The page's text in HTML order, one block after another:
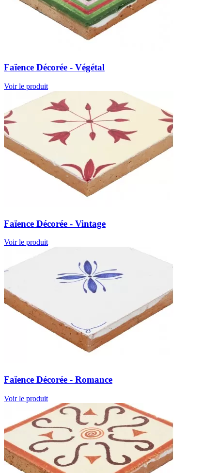
Faïence Décorée - Végétal
Voir le produit
Faïence Décorée - Vintage
Voir le produit
Faïence Décorée - Romance
Voir le produit